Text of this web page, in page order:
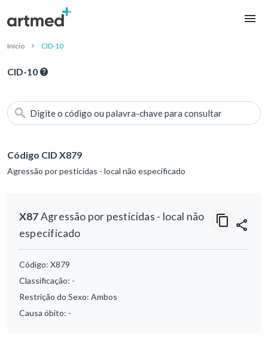
Início CID-10
CID-10
Digite o código ou palavra-chave para consultar
Código CID X879
Agressão por pesticidas - local não especificado
X87Agressão por pesticidas - local não
especificado
Código: X879
Classificação: -
Restrição do Sexo: Ambos
Causa óbito: -